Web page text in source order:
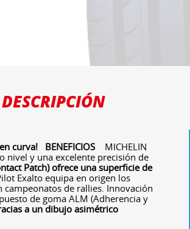
DESCRIPCIÓN
curva! BENEFICIOS
MICHELIN
nivel y una excelente precisión de
Patch) ofrece una superficie de
Exalto equipa en origen los
de rallies. Innovación
de goma ALM (Adherencia y
a un dibujo asimétrico